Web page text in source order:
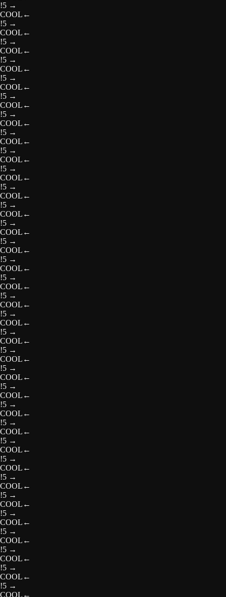
!5 →
COOL ←
!5 →
COOL ←
!5 →
COOL ←
!5 →
COOL ←
!5 →
COOL ←
!5 →
COOL ←
!5 →
COOL ←
!5 →
COOL ←
!5 →
COOL ←
!5 →
COOL ←
!5 →
COOL ←
!5 →
COOL ←
!5 →
COOL ←
!5 →
COOL ←
!5 →
COOL ←
!5 →
COOL ←
!5 →
COOL ←
!5 →
COOL ←
!5 →
COOL ←
!5 →
COOL ←
!5 →
COOL ←
!5 →
COOL ←
!5 →
COOL ←
!5 →
COOL ←
!5 →
COOL ←
!5 →
COOL ←
!5 →
COOL ←
!5 →
COOL ←
!5 →
COOL ←
!5 →
COOL ←
!5 →
COOL ←
!5 →
COOL ←
!5 →
COOL ←